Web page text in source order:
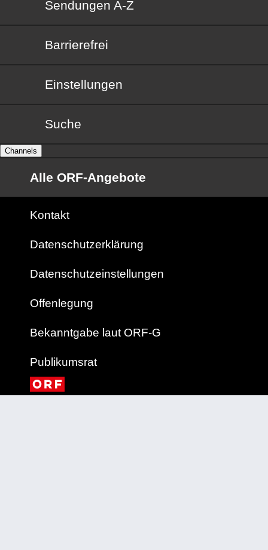
Sendungen von A bis Z
Sendungen A-Z
Barrierefrei
Barrierefrei
Einstellungen
Suche
Channels
Alle ORF-Angebote
Kontakt
Datenschutzerklärung
Datenschutzeinstellungen
Offenlegung
Bekanntgabe laut ORF-G
Publikumsrat